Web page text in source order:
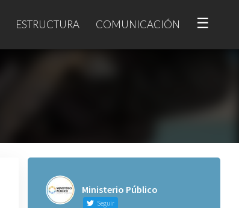
ESTRUCTURA COMUNICACIÓN ☰
Ministerio Público
Seguir